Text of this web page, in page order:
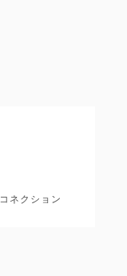
ネクション